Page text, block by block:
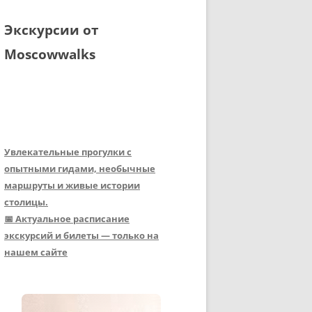
Экскурсии от
Moscowwalks
Увлекательные прогулки с
опытными гидами, необычные
маршруты и живые истории
столицы.
📅 Актуальное расписание
экскурсий и билеты — только на
нашем сайте